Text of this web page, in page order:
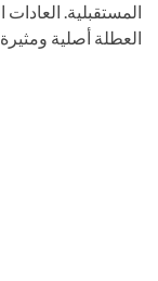
المستقبلية.
العطلة أصلية